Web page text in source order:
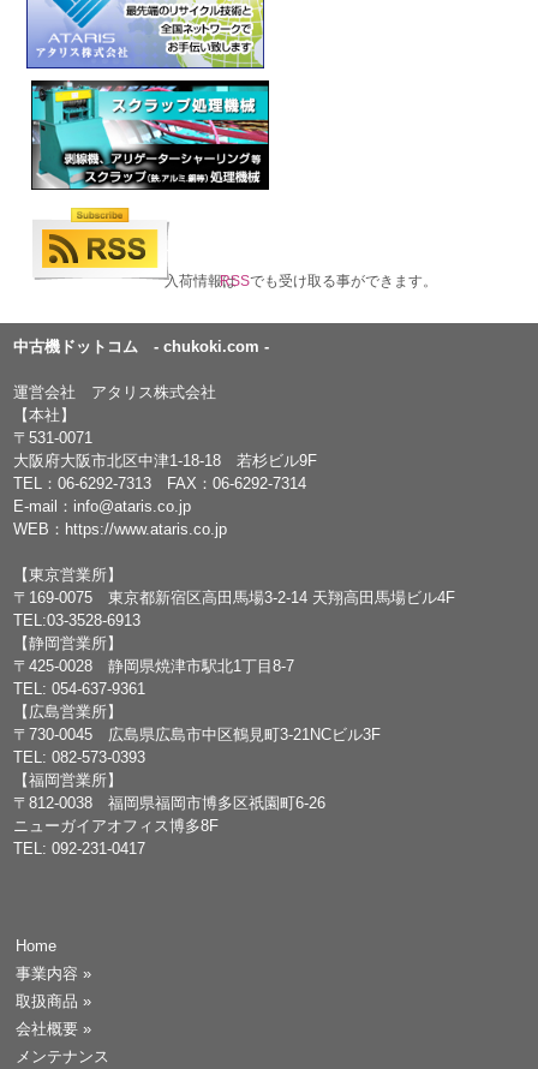
入荷情報はRSSでも受け取る事ができます。
中古機ドットコム - chukoki.com -
運営会社 アタリス株式会社
【本社】
〒531-0071
大阪府大阪市北区中津1-18-18 若杉ビル9F
TEL：06-6292-7313 FAX：06-6292-7314
E-mail： info@ataris.co.jp
WEB： https://www.ataris.co.jp
【東京営業所】
〒169-0075 東京都新宿区高田馬場3-2-14 天翔高田馬場ビル4F
TEL:03-3528-6913
【静岡営業所】
〒425-0028 静岡県焼津市駅北1丁目8-7
TEL: 054-637-9361
【広島営業所】
〒730-0045 広島県広島市中区鶴見町3-21NCビル3F
TEL: 082-573-0393
【福岡営業所】
〒812-0038 福岡県福岡市博多区祇園町6-26
ニューガイアオフィス博多8F
TEL: 092-231-0417
Home
事業内容 »
取扱商品 »
会社概要 »
メンテナンス